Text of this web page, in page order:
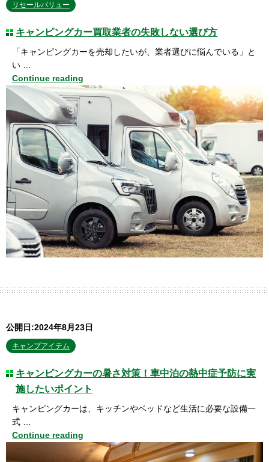
リセールバリュー
キャンピングカー買取業者の失敗しない選び方
「キャンピングカーを売却したいが、業者選びに悩んでいる」と
い …
Continue reading
公開日:2024年8月23日
キャンプアイテム
キャンピングカーの暑さ対策！車中泊の熱中症予防に実
施したいポイント
キャンピングカーは、キッチンやベッドなど生活に必要な設備一
式 …
Continue reading